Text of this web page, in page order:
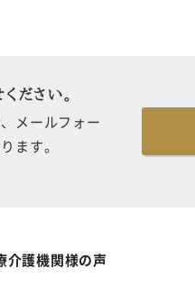
ださい。
メールフォー
ます。
介護機関様の声